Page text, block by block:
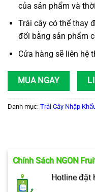
của sản phẩm và
Trái cây có thể thay
đổi bằng sản phẩm
Cửa hàng sẽ liên hệ
MUA NGAY
Danh mục: Trái Cây Nhập
Chính Sách NGON
Hotline đặt